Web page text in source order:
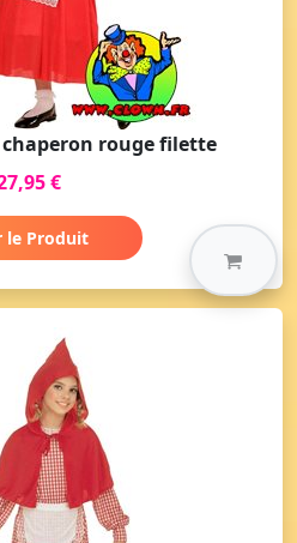
rouge filette
€
le Produit